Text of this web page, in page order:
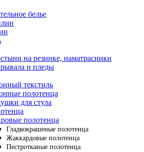
белье
на резинке, наматрасники
и пледы
текстиль
полотенца
для стула
полотенца
Гладкокрашеные полотенца
Жаккардовые полотенца
Пестротканые полотенца